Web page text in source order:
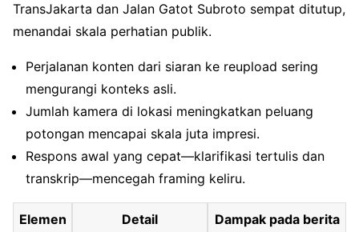
TransJakarta dan Jalan Gatot Subroto sempat ditutup,
menandai skala perhatian publik.
Perjalanan konten dari siaran ke reupload sering
mengurangi konteks asli.
Jumlah kamera di lokasi meningkatkan peluang
potongan mencapai skala juta impresi.
Respons awal yang cepat—klarifikasi tertulis dan
transkrip—mencegah framing keliru.
Elemen Detail Dampak pada berita